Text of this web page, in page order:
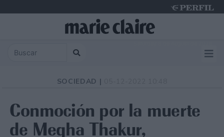
SOCIEDAD |
Conmoción por la muerte
de Megha Thakur,